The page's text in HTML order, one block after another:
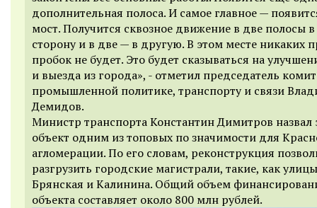
дополнительная полоса. И самое главное —
мост. Получится сквозное движение в две полосы
сторону и в две — в другую. В этом месте никаких
пробок не будет. Это будет сказываться на
и выезда из города», - отметил председатель
промышленной политике, транспорту и связи
Демидов.
Министр транспорта Константин Димитров назвал
объект одним из топовых по значимости для
агломерации. По его словам, реконструкция
разгрузить городские магистрали, такие, как улицы
Брянская и Калинина. Общий объем
объекта составляет около 800 млн рублей.